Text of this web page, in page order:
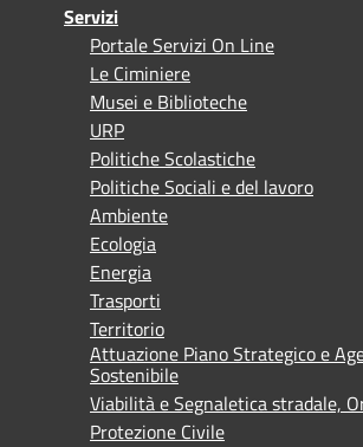
Servizi
Portale Servizi On Line
Le Ciminiere
Musei e Biblioteche
URP
Politiche Scolastiche
Politiche Sociali e del lavoro
Ambiente
Ecologia
Energia
Trasporti
Territorio
Attuazione Piano Strategico e
Sostenibile
Viabilità e Segnaletica stradale,
Protezione Civile